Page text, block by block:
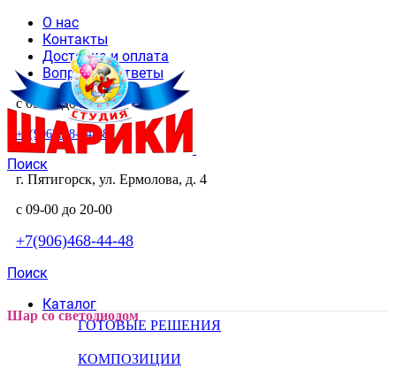
О нас
Контакты
Доставка и оплата
Вопросы и ответы
с 09-00 до 20-00
+7(906)468-44-48
Поиск
г. Пятигорск, ул. Ермолова, д. 4
с 09-00 до 20-00
+7(906)468-44-48
Поиск
Каталог
ГОТОВЫЕ РЕШЕНИЯ
КОМПОЗИЦИИ
Шар со светодиодом